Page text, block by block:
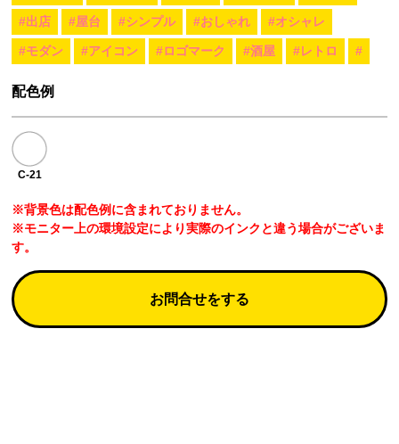
#出店 #屋台 #シンプル #おしゃれ #オシャレ
#モダン #アイコン #ロゴマーク #酒屋 #レトロ #
配色例
C-21
※背景色は配色例に含まれておりません。
※モニター上の環境設定により実際のインクと違う場合がございま
す。
お問合せをする